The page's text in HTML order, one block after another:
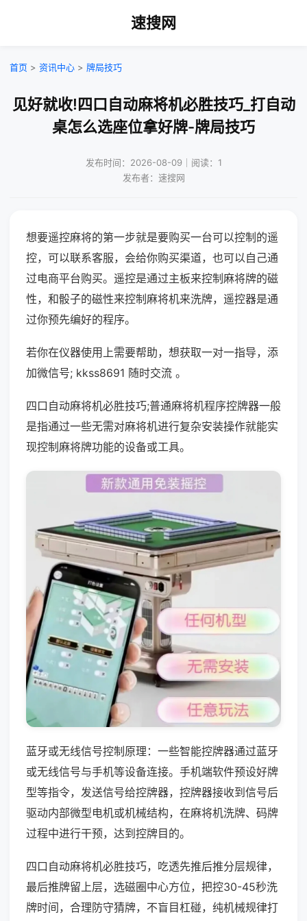
速搜网
首页 > 资讯中心 > 牌局技巧
见好就收!四口自动麻将机必胜技巧_打自动
桌怎么选座位拿好牌-牌局技巧
发布时间：2026-08-09｜阅读：1
发布者：速搜网
想要遥控麻将的第一步就是要购买一台可以控制的遥
控，可以联系客服，会给你购买渠道，也可以自己通
过电商平台购买。遥控是通过主板来控制麻将牌的磁
性，和骰子的磁性来控制麻将机来洗牌，遥控器是通
过你预先编好的程序。
若你在仪器使用上需要帮助，想获取一对一指导，添
加微信号; kkss8691 随时交流 。
四口自动麻将机必胜技巧;普通麻将机程序控牌器一般
是指通过一些无需对麻将机进行复杂安装操作就能实
现控制麻将牌功能的设备或工具。
蓝牙或无线信号控制原理：一些智能控牌器通过蓝牙
或无线信号与手机等设备连接。手机端软件预设好牌
型等指令，发送信号给控牌器，控牌器接收到信号后
驱动内部微型电机或机械结构，在麻将机洗牌、码牌
过程中进行干预，达到控牌目的。
四口自动麻将机必胜技巧，吃透先推后推分层规律，
最后推牌留上层，选磁圈中心方位，把控30-45秒洗
牌时间，合理防守猜牌，不盲目杠碰，纯机械规律打